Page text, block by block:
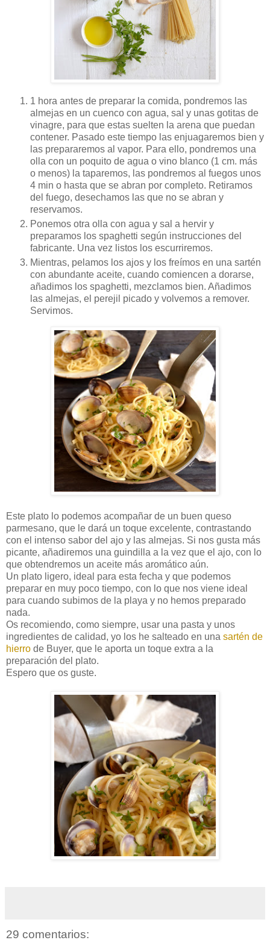
1 hora antes de preparar la comida, pondremos las
almejas en un cuenco con agua, sal y unas gotitas de
vinagre, para que estas suelten la arena que puedan
contener. Pasado este tiempo las enjuagaremos bien y
las prepararemos al vapor. Para ello, pondremos una
olla con un poquito de agua o vino blanco (1 cm. más
o menos) la taparemos, las pondremos al fuegos unos
4 min o hasta que se abran por completo. Retiramos
del fuego, desechamos las que no se abran y
reservamos.
Ponemos otra olla con agua y sal a hervir y
preparamos los spaghetti según instrucciones del
fabricante. Una vez listos los escurriremos.
Mientras, pelamos los ajos y los freímos en una sartén
con abundante aceite, cuando comiencen a dorarse,
añadimos los spaghetti, mezclamos bien. Añadimos
las almejas, el perejil picado y volvemos a remover.
Servimos.
Este plato lo podemos acompañar de un buen queso
parmesano, que le dará un toque excelente, contrastando
con el intenso sabor del ajo y las almejas. Si nos gusta más
picante, añadiremos una guindilla a la vez que el ajo, con lo
que obtendremos un aceite más aromático aún.
Un plato ligero, ideal para esta fecha y que podemos
preparar en muy poco tiempo, con lo que nos viene ideal
para cuando subimos de la playa y no hemos preparado
nada.
Os recomiendo, como siempre, usar una pasta y unos
ingredientes de calidad, yo los he salteado en una sartén de
hierro de Buyer, que le aporta un toque extra a la
preparación del plato.
Espero que os guste.
29 comentarios: